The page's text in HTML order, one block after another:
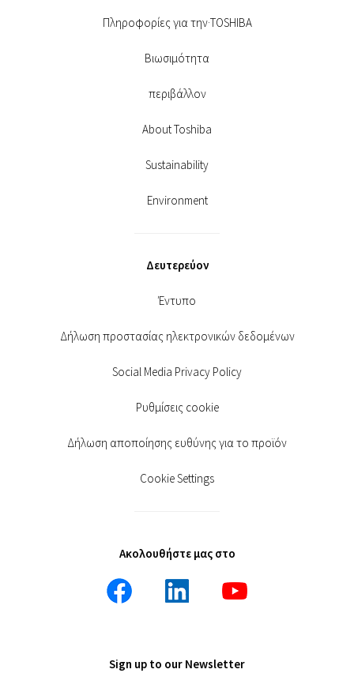
Πληροφορίες για την·TOSHIBA
Βιωσιμότητα
περιβάλλον
About Toshiba
Sustainability
Environment
Δευτερεύον
Έντυπο
Δήλωση προστασίας ηλεκτρονικών δεδομένων
Social Media Privacy Policy
Ρυθμίσεις cookie
Δήλωση αποποίησης ευθύνης για το προϊόν
Cookie Settings
Ακολουθήστε μας στο
Sign up to our Newsletter